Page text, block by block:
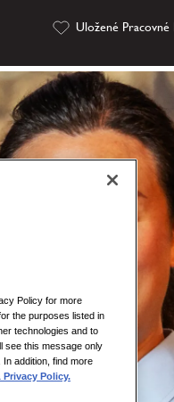
Uložené Pracovné
Policy for more
the purposes listed in
technologies and to
see this message only
addition, find more
Privacy Policy.